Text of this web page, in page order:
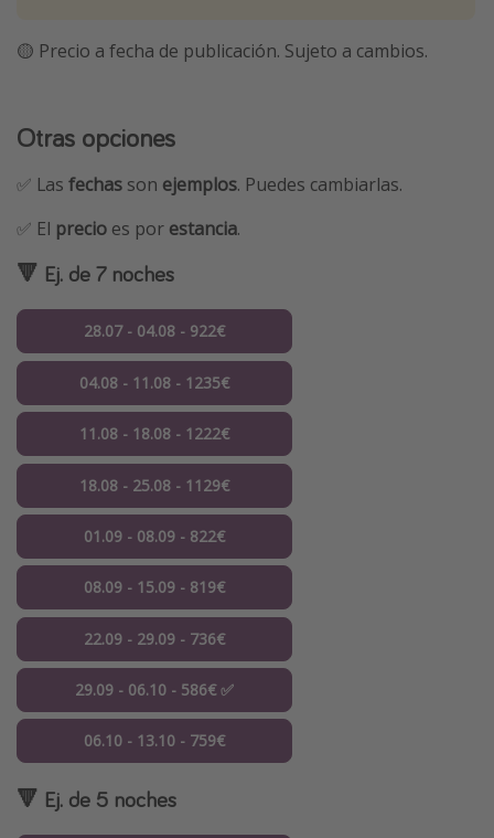
🟡 Precio a fecha de publicación. Sujeto a cambios.
Otras opciones
✅ Las fechas son ejemplos. Puedes cambiarlas.
✅ El precio es por estancia.
🔻 Ej. de 7 noches
28.07 - 04.08 - 922€
04.08 - 11.08 - 1235€
11.08 - 18.08 - 1222€
18.08 - 25.08 - 1129€
01.09 - 08.09 - 822€
08.09 - 15.09 - 819€
22.09 - 29.09 - 736€
29.09 - 06.10 - 586€ ✅
06.10 - 13.10 - 759€
🔻 Ej. de 5 noches